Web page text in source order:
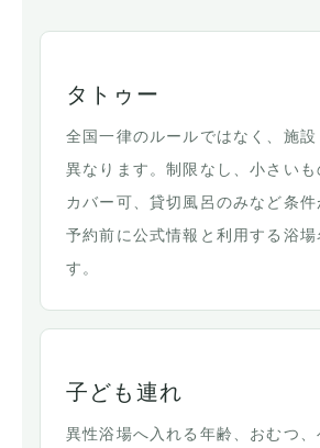
タトゥー
全国一律のルールではなく、施設
異なります。制限なし、小さいも
カバー可、貸切風呂のみなど条件
予約前に公式情報と利用する浴場
す。
子ども連れ
異性浴場へ入れる年齢、おむつ、